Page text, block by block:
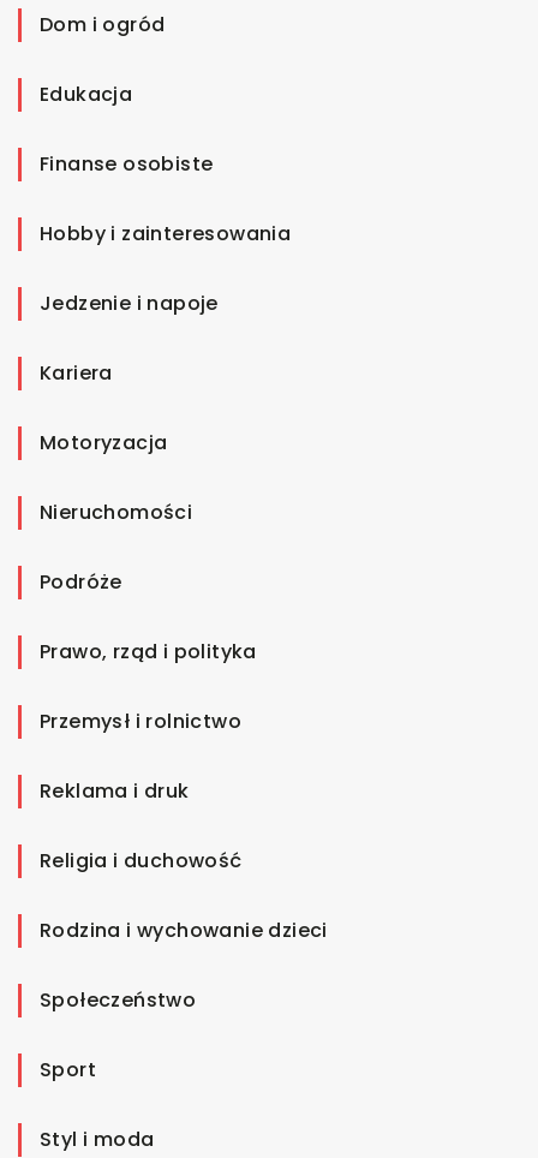
Dom i ogród
Edukacja
Finanse osobiste
Hobby i zainteresowania
Jedzenie i napoje
Kariera
Motoryzacja
Nieruchomości
Podróże
Prawo, rząd i polityka
Przemysł i rolnictwo
Reklama i druk
Religia i duchowość
Rodzina i wychowanie dzieci
Społeczeństwo
Sport
Styl i moda